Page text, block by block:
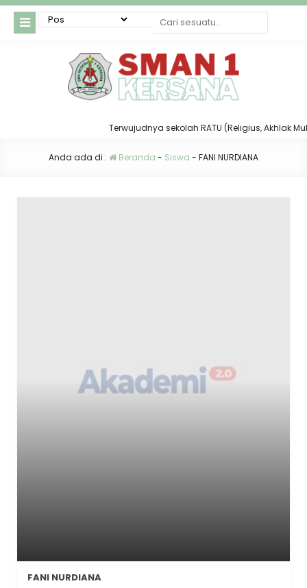
Terwujudnya sekolah RATU (Religius, Akhlak
Anda ada di : Beranda - Siswa - FANI NURDIANA
FANI NURDIANA